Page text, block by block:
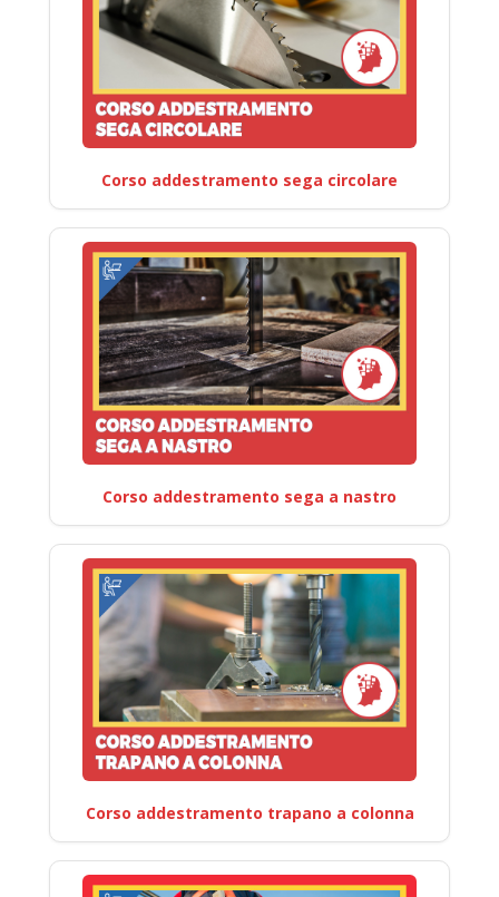
Corso addestramento sega circolare
Corso addestramento sega a nastro
Corso addestramento trapano a colonna